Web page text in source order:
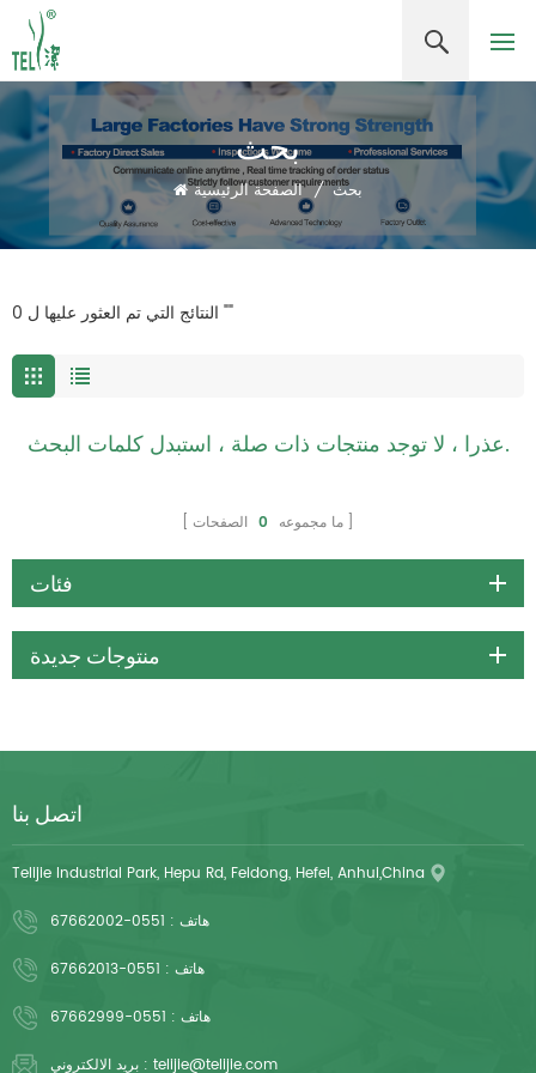
بحث
الصفحة الرئيسية / بحث
0 النتائج التي تم العثور عليها ل ""
عذرا ، لا توجد منتجات ذات صلة ، استبدل كلمات البحث.
ما مجموعه 0 الصفحات
فئات
منتوجات جديدة
اتصل بنا
Telijie Industrial Park, Hepu Rd, Feidong, Hefei, Anhui,China
هاتف : 0551-67662002
هاتف : 0551-67662013
هاتف : 0551-67662999
بريد الالكتروني : telijie@telijie.com